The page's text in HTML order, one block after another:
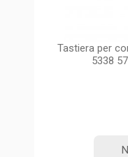
Tastiera per
5338